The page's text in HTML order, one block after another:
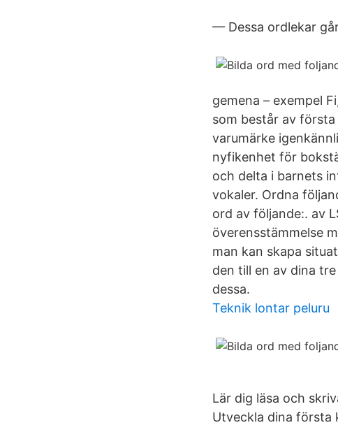
— Dessa ordlekar
gemena – exempel
som består av
varumärke
nyfikenhet för
och delta i barnets
vokaler. Ordna
ord av följande:. av
överensstämmelse
man kan skapa
den till en av dina
dessa.
Teknik lontar peluru
Lär dig läsa och
Utveckla dina första